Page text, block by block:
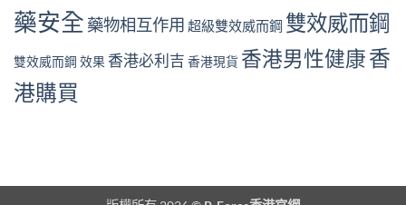
藥安全 藥物相互作用 超級雙效威而鋼 雙效威而鋼
雙效威而鋼 效果 香港必利吉 香港現貨 香港男性健康香
港購買